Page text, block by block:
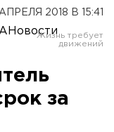
АПРЕЛЯ 2018 В 15:41
за